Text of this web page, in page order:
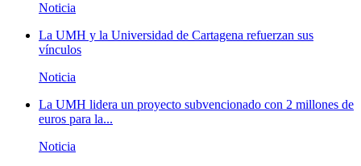
Noticia
La UMH y la Universidad de Cartagena refuerzan sus
vínculos
Noticia
La UMH lidera un proyecto subvencionado con 2 millones de
euros para la...
Noticia